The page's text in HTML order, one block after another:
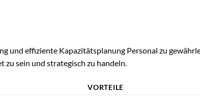
und effiziente Kapazitätsplanung Personal zu
sein und strategisch zu handeln.
VORTEILE